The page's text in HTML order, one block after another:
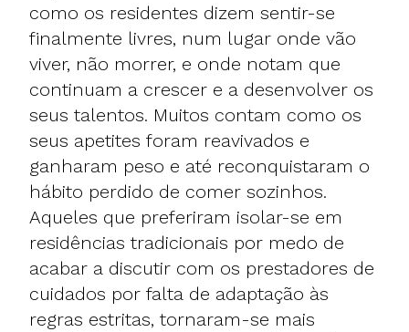
como os residentes dizem sentir-se
finalmente livres, num lugar onde vão
viver, não morrer, e onde notam que
continuam a crescer e a desenvolver os
seus talentos. Muitos contam como os
seus apetites foram reavivados e
ganharam peso e até reconquistaram o
hábito perdido de comer sozinhos.
Aqueles que preferiram isolar-se em
residências tradicionais por medo de
acabar a discutir com os prestadores de
cuidados por falta de adaptação às
regras estritas, tornaram-se mais